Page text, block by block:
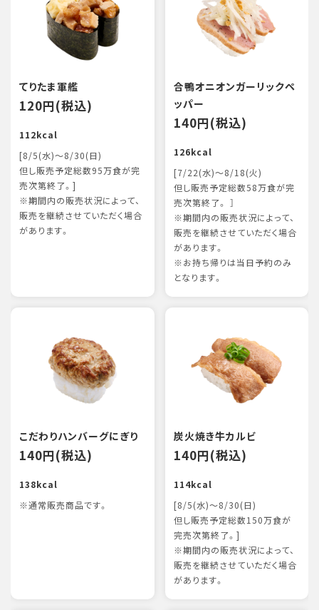
てりたま軍艦
120円(税込)
112kcal
[8/5(水)～8/30(日)
但し販売予定総数95万食が完
売次第終了。]
※期間内の販売状況によって、
販売を継続させていただく場合
があります。
合鴨オニオンガーリックペ
ッパー
140円(税込)
126kcal
[7/22(水)～8/18(火)
但し販売予定総数58万食が完
売次第終了。 ］
※期間内の販売状況によって、
販売を継続させていただく場合
があります。
※お持ち帰りは当日予約のみ
となります。
こだわりハンバーグにぎり
140円(税込)
138kcal
※通常販売商品です。
炭火焼き牛カルビ
140円(税込)
114kcal
[8/5(水)～8/30(日)
但し販売予定総数150万食が
完売次第終了。]
※期間内の販売状況によって、
販売を継続させていただく場合
があります。